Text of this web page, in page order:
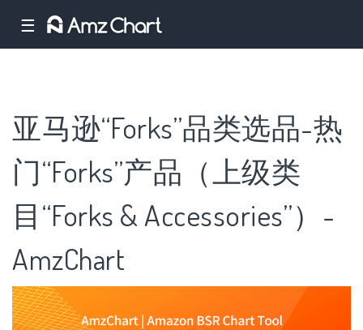
☰
亚马逊“Forks”品类选品-热
门“Forks”产品（上级类
目“Forks & Accessories”）-
AmzChart